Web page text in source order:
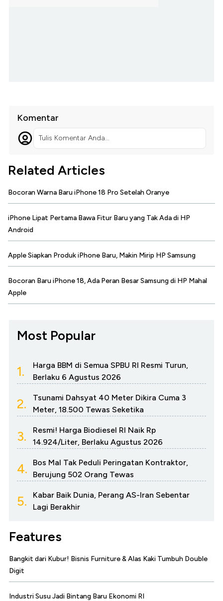
Komentar
Tulis Komentar Anda...
Related Articles
Bocoran Warna Baru iPhone 18 Pro Setelah Oranye
iPhone Lipat Pertama Bawa Fitur Baru yang Tak Ada di HP
Android
Apple Siapkan Produk iPhone Baru, Makin Mirip HP Samsung
Bocoran Baru iPhone 18, Ada Peran Besar Samsung di HP Mahal
Apple
Most Popular
1.
Harga BBM di Semua SPBU RI Resmi Turun,
Berlaku 6 Agustus 2026
2.
Tsunami Dahsyat 40 Meter Dikira Cuma 3
Meter, 18.500 Tewas Seketika
3.
Resmi! Harga Biodiesel RI Naik Rp
14.924/Liter, Berlaku Agustus 2026
4.
Bos Mal Tak Peduli Peringatan Kontraktor,
Berujung 502 Orang Tewas
5.
Kabar Baik Dunia, Perang AS-Iran Sebentar
Lagi Berakhir
Features
Bangkit dari Kubur! Bisnis Furniture & Alas Kaki Tumbuh Double
Digit
Industri Susu Jadi Bintang Baru Ekonomi RI